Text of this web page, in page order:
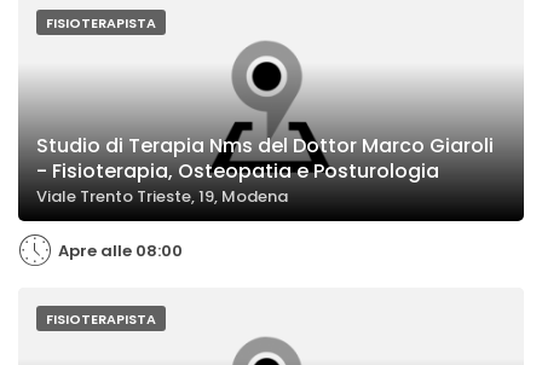
FISIOTERAPISTA
Studio di Terapia Nms del Dottor Marco Giaroli
- Fisioterapia, Osteopatia e Posturologia
Viale Trento Trieste, 19, Modena
Apre alle 08:00
FISIOTERAPISTA